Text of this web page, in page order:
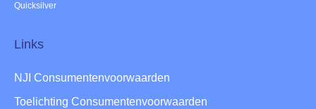
Quicksilver
Links
NJI Consumentenvoorwaarden
Toelichting Consumentenvoorwaarden